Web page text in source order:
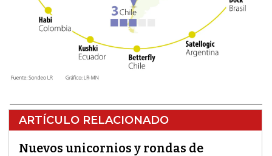
ARTÍCULO RELACIONADO
Nuevos unicornios y rondas de